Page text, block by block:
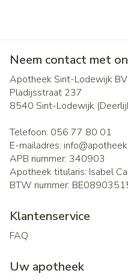
Neem contact met
Apotheek Sint-Lodewijk BV
Pladijsstraat 237
8540 Sint-Lodewijk
Telefoon: 056 77 80 01
E-mailadres: info@
APB nummer: 340903
Apotheek titularis: Isabel
BTW nummer:
Klantenservice
FAQ
Uw apotheek